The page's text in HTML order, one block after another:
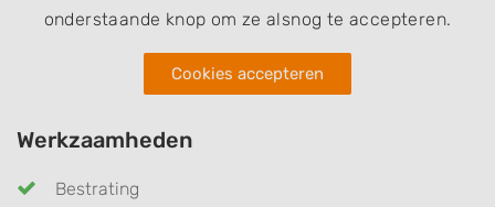
onderstaande knop om ze alsnog te accepteren.
Cookies accepteren
Werkzaamheden
Bestrating